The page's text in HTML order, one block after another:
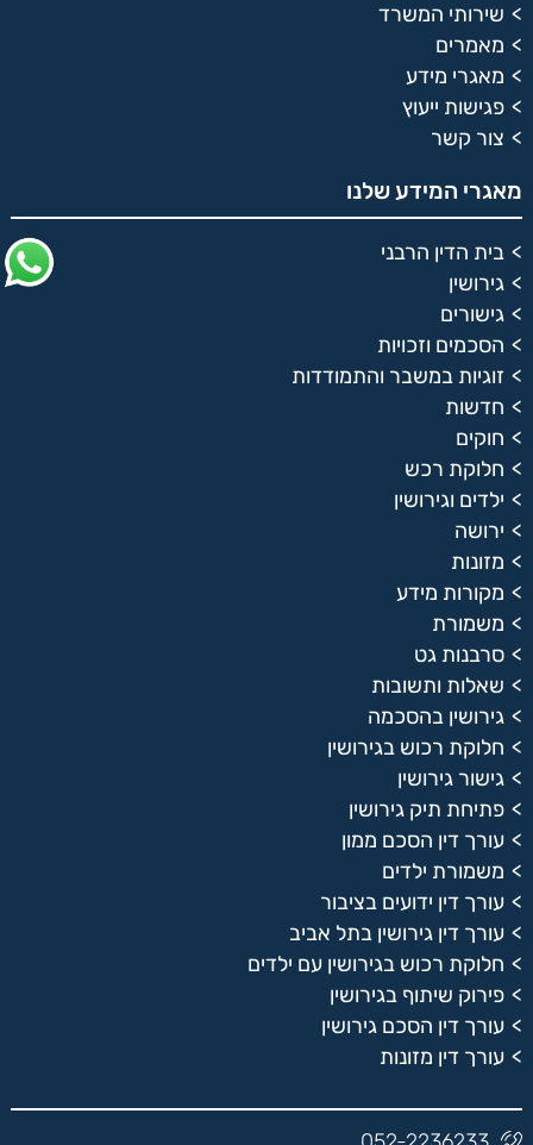
שירותי המשרד
מאמרים
מאגרי מידע
פגישות ייעוץ
צור קשר
מאגרי המידע שלנו
בית הדין הרבני
גירושין
גישורים
הסכמים וזכויות
זוגיות במשבר והתמודדות
חדשות
חוקים
חלוקת רכש
ילדים וגירושין
ירושה
מזונות
מקורות מידע
משמורת
סרבנות גט
שאלות ותשובות
גירושין בהסכמה
חלוקת רכוש בגירושין
גישור גירושין
פתיחת תיק גירושין
עורך דין הסכם ממון
משמורת ילדים
עורך דין ידועים בציבור
עורך דין גירושין בתל אביב
חלוקת רכוש בגירושין עם ילדים
פירוק שיתוף בגירושין
עורך דין הסכם גירושין
עורך דין מזונות